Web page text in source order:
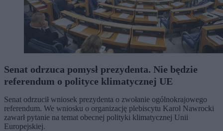
Senat odrzuca pomysł prezydenta. Nie będzie
referendum o polityce klimatycznej UE
Senat odrzucił wniosek prezydenta o zwołanie ogólnokrajowego
referendum. We wniosku o organizację plebiscytu Karol Nawrocki
zawarł pytanie na temat obecnej polityki klimatycznej Unii
Europejskiej.